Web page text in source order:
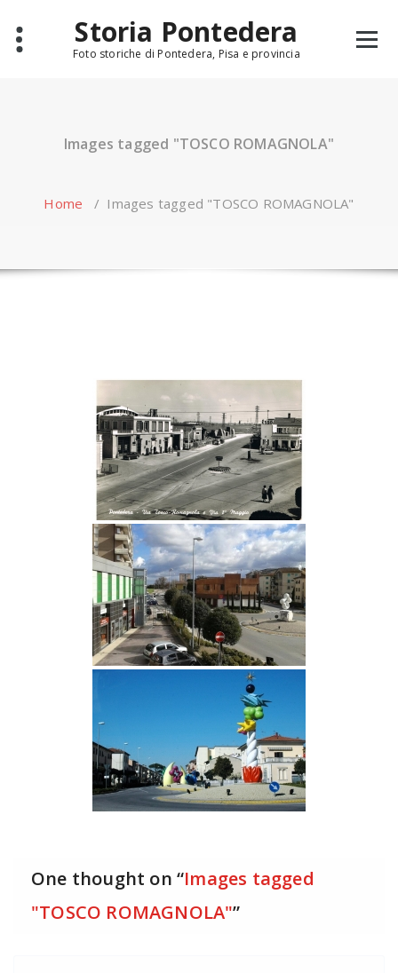
content
Storia Pontedera
Foto storiche di Pontedera, Pisa e provincia
Images tagged "TOSCO ROMAGNOLA"
Home / Images tagged "TOSCO ROMAGNOLA"
One thought on “Images tagged
"TOSCO ROMAGNOLA"”